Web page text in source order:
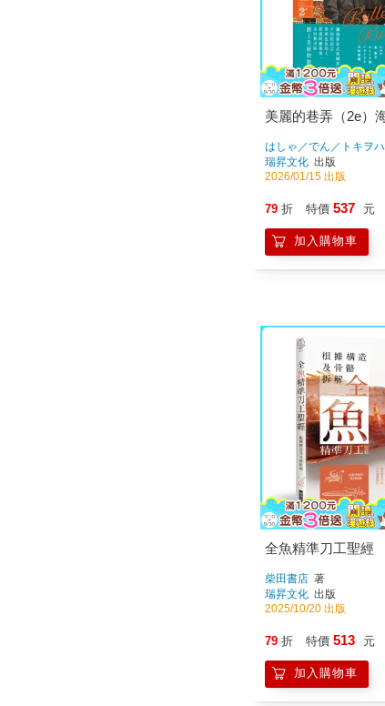
美麗的巷弄（2e）
はしゃ／でん／トキヲ
／Nanai umi／志岐佳
春予／かしこの猿／ソラ
瑞昇文化 出版
2026/01/15 出版
79 折 特價 537 元
加入購物車
全魚精準刀工聖經
柴田書店 著
瑞昇文化 出版
2025/10/20 出版
79 折 特價 513 元
加入購物車